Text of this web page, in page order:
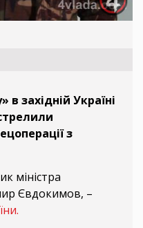
в західній Україні
з
міністра
Євдокимов, –